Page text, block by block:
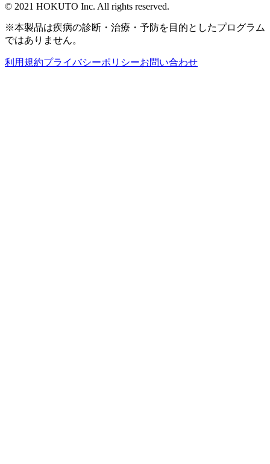
© 2021 HOKUTO Inc. All rights reserved.
※本製品は疾病の診断・治療・予防を目的としたプログラム
ではありません。
利用規約プライバシーポリシーお問い合わせ